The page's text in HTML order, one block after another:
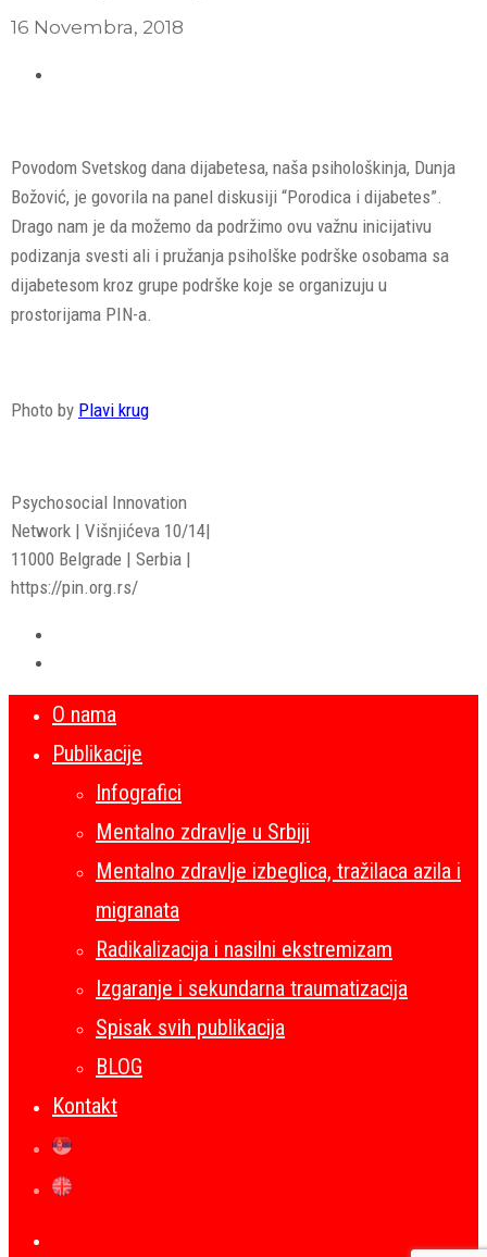
16 Novembra, 2018
Povodom Svetskog dana dijabetesa, naša psihološkinja, Dunja
Božović, je govorila na panel diskusiji “Porodica i dijabetes”.
Drago nam je da možemo da podržimo ovu važnu inicijativu
podizanja svesti ali i pružanja psiholške podrške osobama sa
dijabetesom kroz grupe podrške koje se organizuju u
prostorijama PIN-a.
Photo by Plavi krug
Psychosocial Innovation
Network | Višnjićeva 10/14|
11000 Belgrade | Serbia |
https://pin.org.rs/
O nama
Publikacije
Infografici
Mentalno zdravlje u Srbiji
Mentalno zdravlje izbeglica, tražilaca azila i
migranata
Radikalizacija i nasilni ekstremizam
Izgaranje i sekundarna traumatizacija
Spisak svih publikacija
BLOG
Kontakt